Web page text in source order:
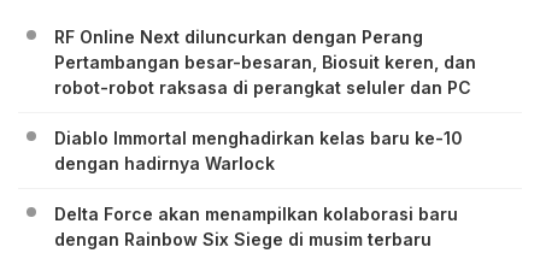
RF Online Next diluncurkan dengan Perang
Pertambangan besar-besaran, Biosuit keren, dan
robot-robot raksasa di perangkat seluler dan PC
Diablo Immortal menghadirkan kelas baru ke-10
dengan hadirnya Warlock
Delta Force akan menampilkan kolaborasi baru
dengan Rainbow Six Siege di musim terbaru